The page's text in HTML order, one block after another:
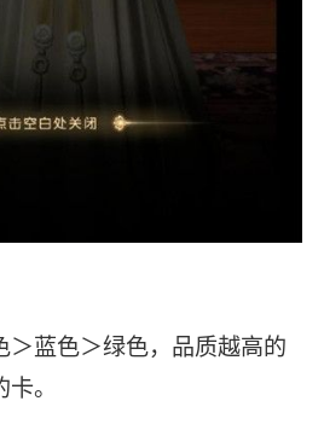
＞蓝色＞绿色，品质越高的
。